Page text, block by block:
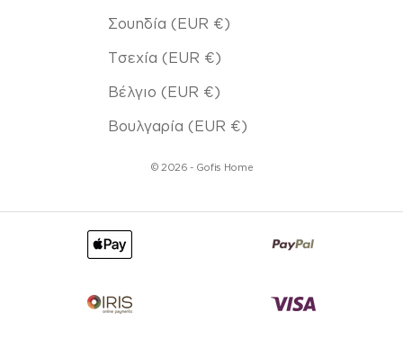
Σουηδία (EUR €)
Τσεχία (EUR €)
Βέλγιο (EUR €)
Βουλγαρία (EUR €)
© 2026 - Gofis Home